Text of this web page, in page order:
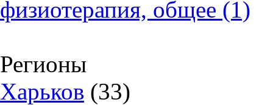
физиотерапия, общее (1)
Регионы
Харьков (33)